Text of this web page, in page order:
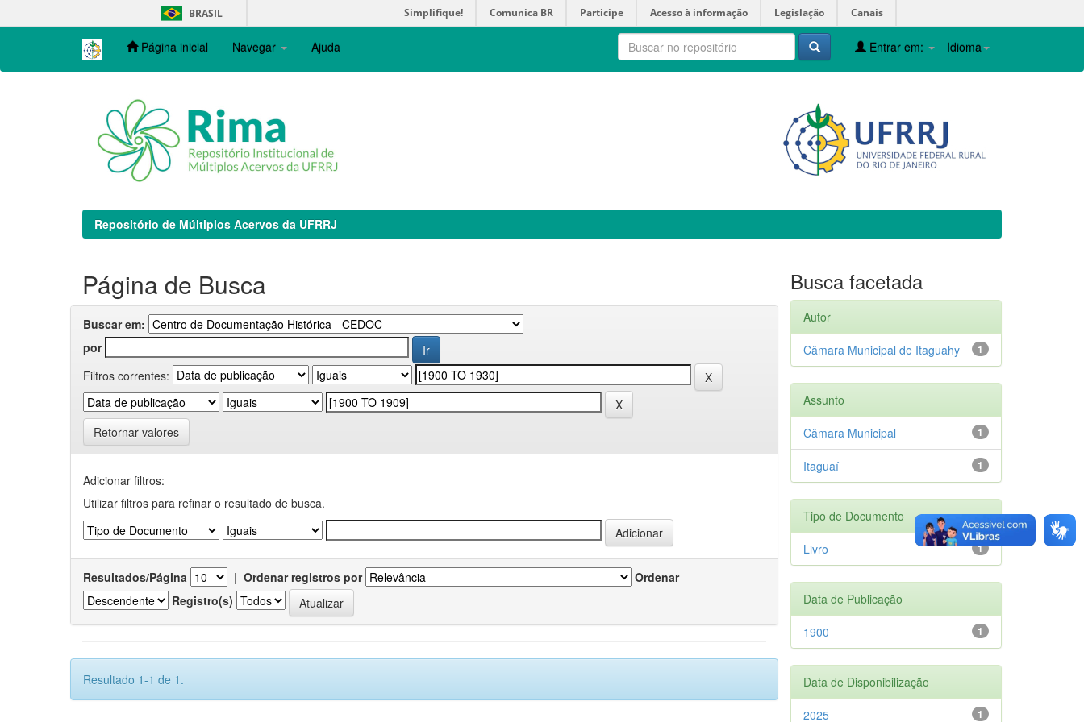
navigation
BRASIL Simplifique! Comunica BR Participe Acesso à informação Legislação Canais
Página inicial Navegar Ajuda Idioma
Entrar em:
Repositório de Múltiplos Acervos da UFRRJ
Página de Busca
Buscar em:
por
Filtros correntes:
Retornar valores
Adicionar filtros:
Utilizar filtros para refinar o resultado de busca.
Resultados/Página | Ordenar registros por
Ordenar
Registro(s)
Resultado 1-1 de 1.
Busca facetada
Autor
1
Câmara Municipal de Itaguahy
Assunto
1
Câmara Municipal
1
Itaguaí
Tipo de Documento
1
Livro
Data de Publicação
1
1900
Data de Disponibilização
1
2025